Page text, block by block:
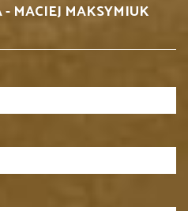
MACIEJ MAKSYMIUK